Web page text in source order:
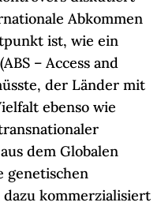
Abkommen
ist, wie ein
– Access and
der Länder mit
ebenso wie
dem Globalen
genetischen
dazu kommerzialisiert